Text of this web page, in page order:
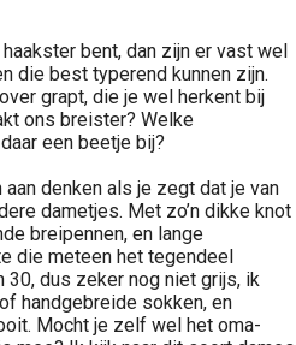
bent, dan zijn er vast wel
die best typerend kunnen zijn.
grapt, die je wel herkent bij
ons breister? Welke
een beetje bij?
denken als je zegt dat je van
dametjes. Met zo’n dikke knot
breipennen, en lange
die meteen het tegendeel
30, dus zeker nog niet grijs, ik
handgebreide sokken, en
Mocht je zelf wel het oma-